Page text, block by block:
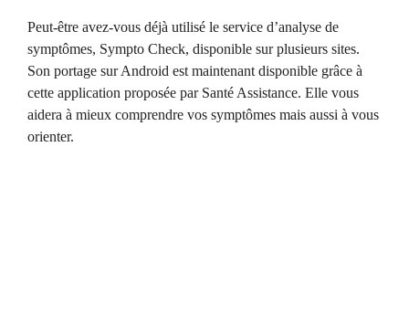
Peut-être avez-vous déjà utilisé le service d’analyse de
symptômes, Sympto Check, disponible sur plusieurs sites.
Son portage sur Android est maintenant disponible grâce à
cette application proposée par Santé Assistance. Elle vous
aidera à mieux comprendre vos symptômes mais aussi à vous
orienter.